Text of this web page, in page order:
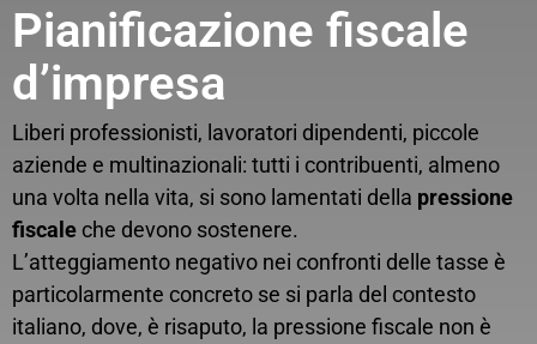
Pianificazione fiscale
d’impresa
Liberi professionisti, lavoratori dipendenti, piccole
aziende e multinazionali: tutti i contribuenti, almeno
una volta nella vita, si sono lamentati della pressione
fiscale che devono sostenere.
L’atteggiamento negativo nei confronti delle tasse è
particolarmente concreto se si parla del contesto
italiano, dove, è risaputo, la pressione fiscale non è